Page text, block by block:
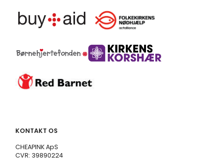
KONTAKT OS
CHEAPINK ApS
CVR: 39890224